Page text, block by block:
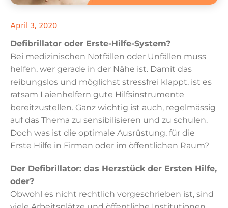
April 3, 2020
Defibrillator oder Erste-Hilfe-System?
Bei medizinischen Notfällen oder Unfällen muss
helfen, wer gerade in der Nähe ist. Damit das
reibungslos und möglichst stressfrei klappt, ist es
ratsam Laienhelfern gute Hilfsinstrumente
bereitzustellen. Ganz wichtig ist auch, regelmässig
auf das Thema zu sensibilisieren und zu schulen.
Doch was ist die optimale Ausrüstung, für die
Erste Hilfe in Firmen oder im öffentlichen Raum?
Der Defibrillator: das Herzstück der Ersten Hilfe,
oder?
Obwohl es nicht rechtlich vorgeschrieben ist, sind